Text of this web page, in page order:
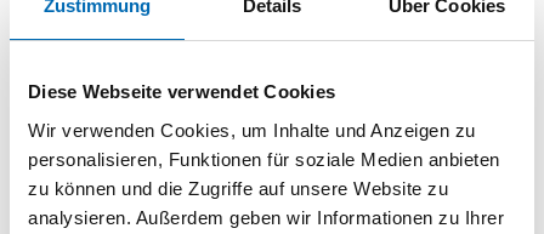
Zustimmung Details Über Cookies
Diese Webseite verwendet Cookies
Wir verwenden Cookies, um Inhalte und Anzeigen zu
personalisieren, Funktionen für soziale Medien anbieten
zu können und die Zugriffe auf unsere Website zu
analysieren. Außerdem geben wir Informationen zu Ihrer
Technische Daten
Produktart Kreuzgehänge